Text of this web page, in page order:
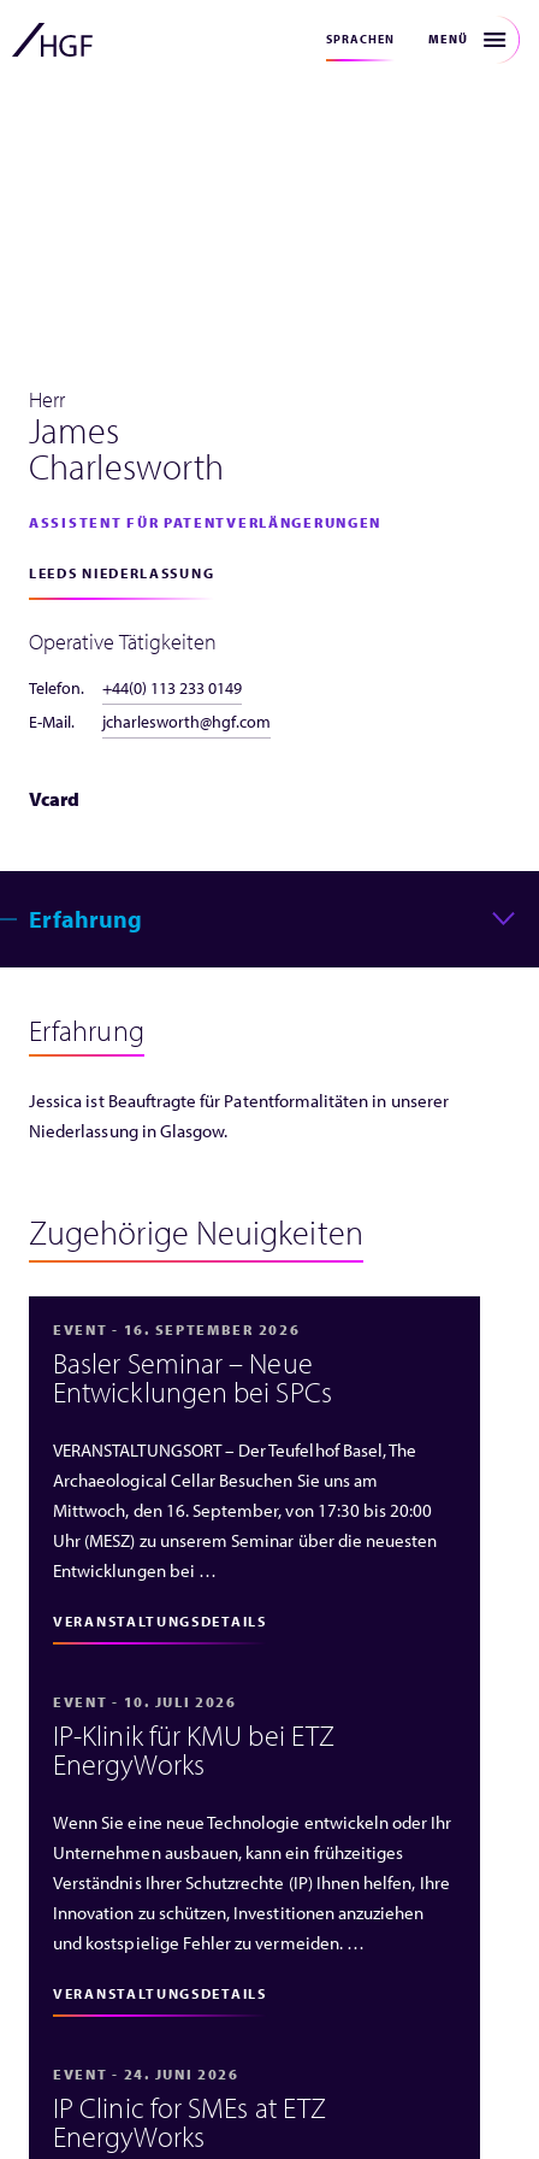
SPRACHEN MENÜ
Herr
James
Charlesworth
ASSISTENT FÜR PATENTVERLÄNGERUNGEN
LEEDS NIEDERLASSUNG
Operative Tätigkeiten
Telefon.
+44(0) 113 233 0149
E-Mail.
jcharlesworth@hgf.com
Vcard
Erfahrung
Erfahrung
Jessica ist Beauftragte für Patentformalitäten in unserer
Niederlassung in Glasgow.
Zugehörige Neuigkeiten
EVENT - 16. SEPTEMBER 2026
Basler Seminar – Neue
Entwicklungen bei SPCs
VERANSTALTUNGSORT – Der Teufelhof Basel, The
Archaeological Cellar Besuchen Sie uns am
Mittwoch, den 16. September, von 17:30 bis 20:00
Uhr (MESZ) zu unserem Seminar über die neuesten
Entwicklungen bei …
VERANSTALTUNGSDETAILS
EVENT - 10. JULI 2026
IP‑Klinik für KMU bei ETZ
EnergyWorks
Wenn Sie eine neue Technologie entwickeln oder Ihr
Unternehmen ausbauen, kann ein frühzeitiges
Verständnis Ihrer Schutzrechte (IP) Ihnen helfen, Ihre
Innovation zu schützen, Investitionen anzuziehen
und kostspielige Fehler zu vermeiden. …
VERANSTALTUNGSDETAILS
EVENT - 24. JUNI 2026
IP Clinic for SMEs at ETZ
EnergyWorks